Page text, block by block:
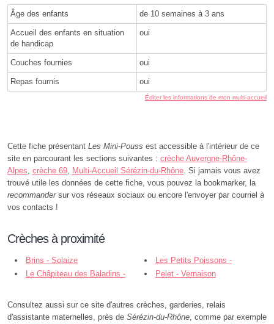
Âge des enfants de 10 semaines à 3 ans
Accueil des enfants en situation
de handicap
oui
Couches fournies oui
Repas fournis oui
Éditer les informations de mon multi-accueil
Cette fiche présentant Les Mini-Pouss est accessible à l'intérieur de ce
site en parcourant les sections suivantes : crèche Auvergne-Rhône-
Alpes, crèche 69, Multi-Accueil Sérézin-du-Rhône. Si jamais vous avez
trouvé utile les données de cette fiche, vous pouvez la bookmarker, la
recommandersur vos réseaux sociaux ou encore l'envoyer par courriel à
vos contacts !
Crèches à proximité
Brins - Solaize
Les Petits Poissons -
Communay
Le Châpiteau des Baladins -
Pelet - Vernaison
Consultez aussi sur ce site d'autres crèches, garderies, relais
d'assistante maternelles, près de Sérézin-du-Rhône, comme par exemple